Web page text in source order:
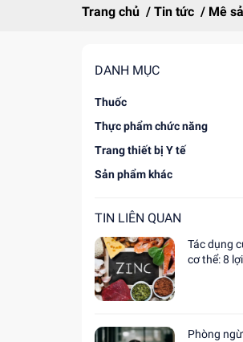
Trang chủ / Tin tức / Mê
DANH MỤC
Thuốc
Thực phẩm chức năng
Trang thiết bị Y tế
Sản phẩm khác
TIN LIÊN QUAN
Tác dụng
cơ thể: 8
Phòng